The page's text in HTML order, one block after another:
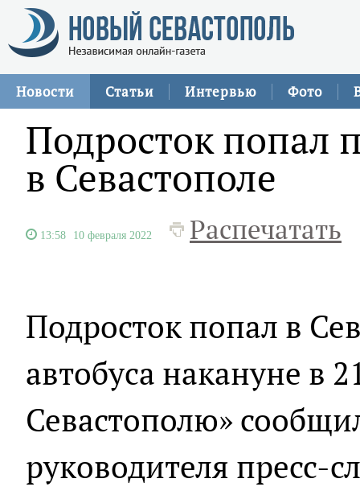
Новости Статьи Интервью Фото
Подросток попал
в Севастополе
13:58 10 февраля 2022 Распечатать
Подросток попал в
автобуса накануне в
Севастополю»
руководителя пресс-